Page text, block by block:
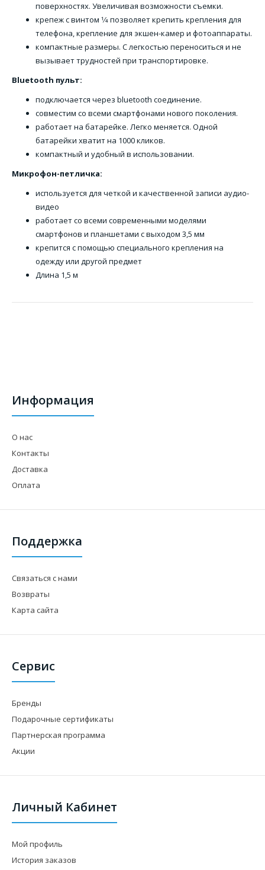
поверхностях. Увеличивая возможности съемки.
крепеж с винтом 1⁄4 позволяет крепить крепления для
телефона, крепление для экшен-камер и фотоаппараты.
компактные размеры. С легкостью переноситься и не
вызывает трудностей при транспортировке.
Bluetooth пульт:
подключается через bluetooth соединение.
совместим со всеми смартфонами нового поколения.
работает на батарейке. Легко меняется. Одной
батарейки хватит на 1000 кликов.
компактный и удобный в использовании.
Микрофон-петличка:
используется для четкой и качественной записи аудио-
видео
работает со всеми современными моделями
смартфонов и планшетами с выходом 3,5 мм
крепится с помощью специального крепления на
одежду или другой предмет
Длина 1,5 м
Информация
О нас
Контакты
Доставка
Оплата
Поддержка
Связаться с нами
Возвраты
Карта сайта
Сервис
Бренды
Подарочные сертификаты
Партнерская программа
Акции
Личный Кабинет
Мой профиль
История заказов